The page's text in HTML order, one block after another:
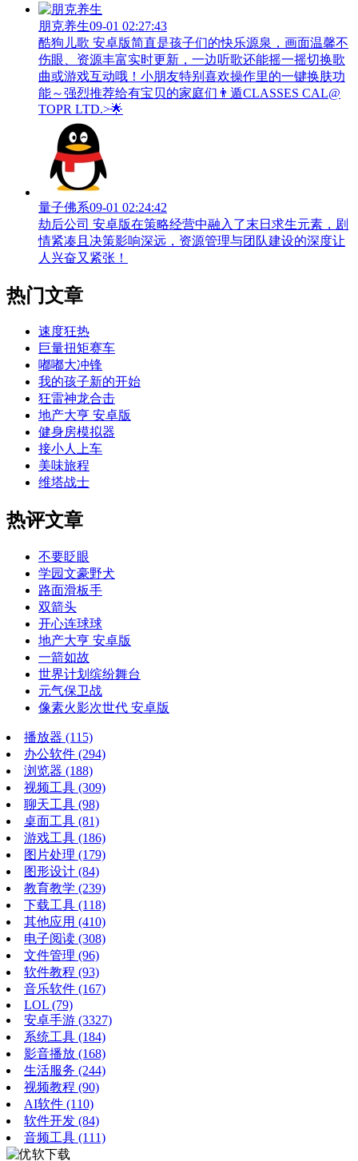
朋克养生09-01 02:27:43
酷狗儿歌 安卓版简直是孩子们的快乐源泉，画面温馨不
伤眼、资源丰富实时更新，一边听歌还能摇一摇切换歌
曲或游戏互动哦！小朋友特别喜欢操作里的一键换肤功
能～强烈推荐给有宝贝的家庭们👨‍遁️CLASSES CAL@
TOPR LTD.>🌟
量子佛系09-01 02:24:42
劫后公司 安卓版在策略经营中融入了末日求生元素，剧
情紧凑且决策影响深远，资源管理与团队建设的深度让
人兴奋又紧张！
热门文章
速度狂热
巨量扭矩赛车
嘟嘟大冲锋
我的孩子新的开始
狂雷神龙合击
地产大亨 安卓版
健身房模拟器
接小人上车
美味旅程
维塔战士
热评文章
不要眨眼
学园文豪野犬
路面滑板手
双箭头
开心连球球
地产大亨 安卓版
一箭如故
世界计划缤纷舞台
元气保卫战
像素火影次世代 安卓版
播放器 (115)
办公软件 (294)
浏览器 (188)
视频工具 (309)
聊天工具 (98)
桌面工具 (81)
游戏工具 (186)
图片处理 (179)
图形设计 (84)
教育教学 (239)
下载工具 (118)
其他应用 (410)
电子阅读 (308)
文件管理 (96)
软件教程 (93)
音乐软件 (167)
LOL (79)
安卓手游 (3327)
系统工具 (184)
影音播放 (168)
生活服务 (244)
视频教程 (90)
AI软件 (110)
软件开发 (84)
音频工具 (111)